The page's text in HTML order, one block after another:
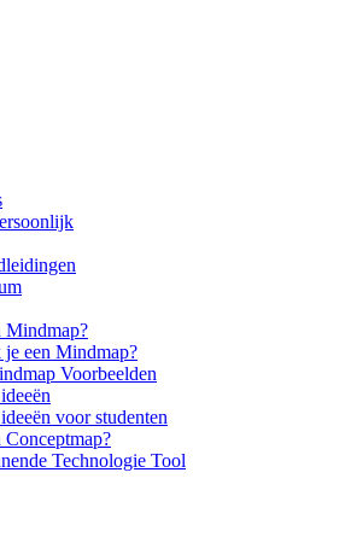
Mindmap?
je een Mindmap?
Voorbeelden
voor studenten
Conceptmap?
Technologie Tool